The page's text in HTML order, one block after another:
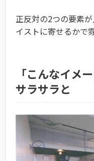
正反対の2つの要素
イストに寄せるかで
「こんなイメ
サラサラと